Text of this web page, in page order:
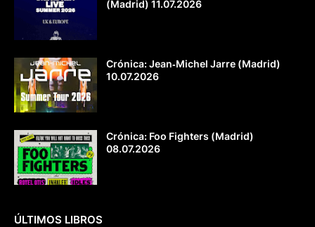
(Madrid) 11.07.2026
Crónica: Jean‐Michel Jarre (Madrid)
10.07.2026
Crónica: Foo Fighters (Madrid)
08.07.2026
ÚLTIMOS LIBROS